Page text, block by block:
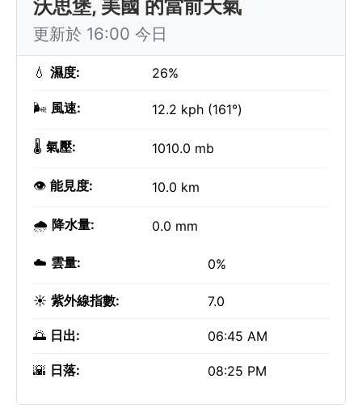
沃思堡, 美國 的當前天氣
更新於 16:00 今日
💧 濕度: 26%
🌬️ 風速: 12.2 kph (161°)
🌡️ 氣壓: 1010.0 mb
👁️ 能見度: 10.0 km
🌧️ 降水量: 0.0 mm
☁️ 雲量: 0%
☀️ 紫外線指數: 7.0
🌅 日出: 06:45 AM
🌇 日落: 08:25 PM